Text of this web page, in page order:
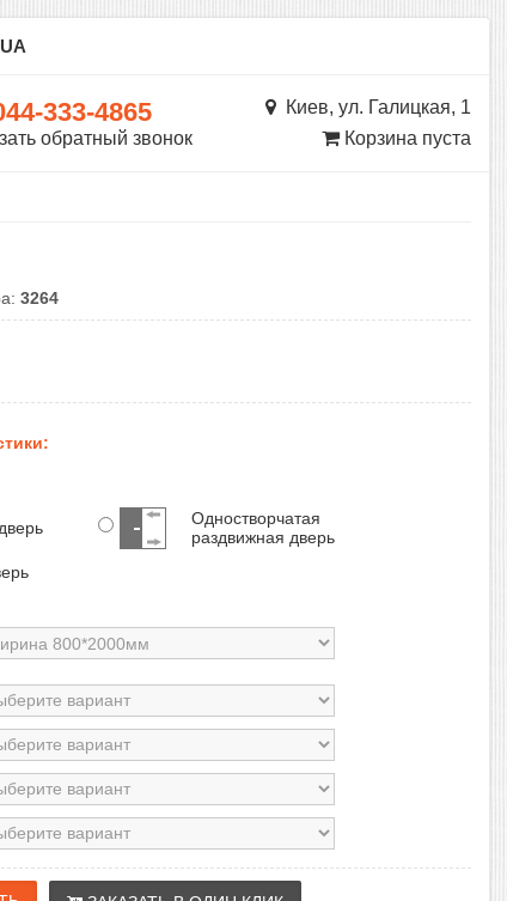
UA
333-4865
обратный звонок
Киев, ул. Галицкая, 1
Корзина пуста
3264
Одностворчатая
раздвижная дверь